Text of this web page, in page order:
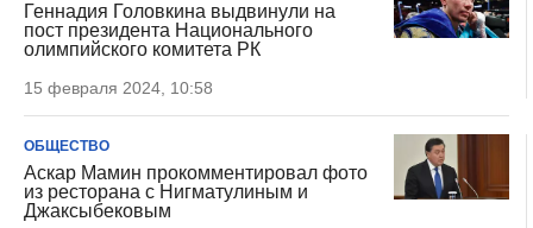
Геннадия Головкина выдвинули на
пост президента Национального
олимпийского комитета РК
15 февраля 2024, 10:58
ОБЩЕСТВО
Аскар Мамин прокомментировал фото
из ресторана с Нигматулиным и
Джаксыбековым